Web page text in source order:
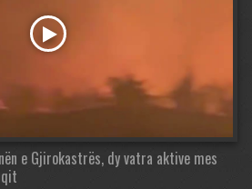
e Gjirokastrës, dy vatra aktive mes